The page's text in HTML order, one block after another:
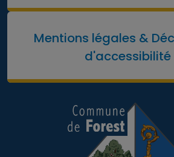
Mentions légales &
d'accessibilité